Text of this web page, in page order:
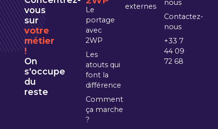
vous
sur
votre
métier
!
On
s'occupe
du
reste
Le
portage
avec
2WP
Les
atouts qui
font la
différence
Comment
ça marche
?
externes
nous
Contactez-
nous
+33 7
44 09
72 68